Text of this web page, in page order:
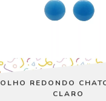
OLHO REDONDO
CLARO